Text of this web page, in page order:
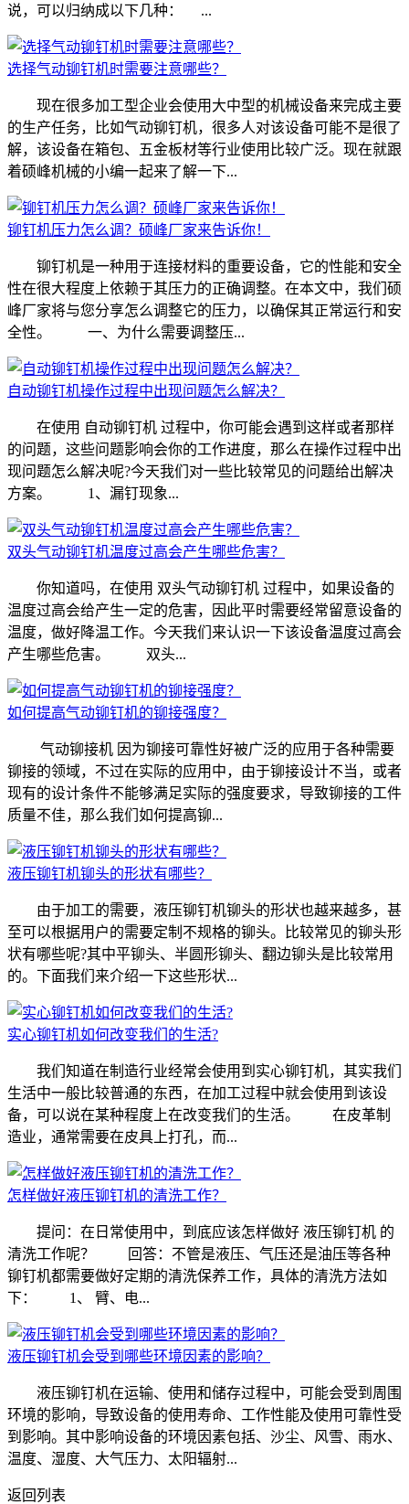
说，可以归纳成以下几种： ...
选择气动铆钉机时需要注意哪些？
现在很多加工型企业会使用大中型的机械设备来完成主要
的生产任务，比如气动铆钉机，很多人对该设备可能不是很了
解，该设备在箱包、五金板材等行业使用比较广泛。现在就跟
着硕峰机械的小编一起来了解一下...
铆钉机压力怎么调？硕峰厂家来告诉你！
铆钉机是一种用于连接材料的重要设备，它的性能和安全
性在很大程度上依赖于其压力的正确调整。在本文中，我们硕
峰厂家将与您分享怎么调整它的压力，以确保其正常运行和安
全性。 一、为什么需要调整压...
自动铆钉机操作过程中出现问题怎么解决？
在使用 自动铆钉机 过程中，你可能会遇到这样或者那样
的问题，这些问题影响会你的工作进度，那么在操作过程中出
现问题怎么解决呢?今天我们对一些比较常见的问题给出解决
方案。 1、漏钉现象...
双头气动铆钉机温度过高会产生哪些危害？
你知道吗，在使用 双头气动铆钉机 过程中，如果设备的
温度过高会给产生一定的危害，因此平时需要经常留意设备的
温度，做好降温工作。今天我们来认识一下该设备温度过高会
产生哪些危害。 双头...
如何提高气动铆钉机的铆接强度？
气动铆接机 因为铆接可靠性好被广泛的应用于各种需要
铆接的领域，不过在实际的应用中，由于铆接设计不当，或者
现有的设计条件不能够满足实际的强度要求，导致铆接的工件
质量不佳，那么我们如何提高铆...
液压铆钉机铆头的形状有哪些？
由于加工的需要，液压铆钉机铆头的形状也越来越多，甚
至可以根据用户的需要定制不规格的铆头。比较常见的铆头形
状有哪些呢?其中平铆头、半圆形铆头、翻边铆头是比较常用
的。下面我们来介绍一下这些形状...
实心铆钉机如何改变我们的生活?
我们知道在制造行业经常会使用到实心铆钉机，其实我们
生活中一般比较普通的东西，在加工过程中就会使用到该设
备，可以说在某种程度上在改变我们的生活。 在皮革制
造业，通常需要在皮具上打孔，而...
怎样做好液压铆钉机的清洗工作？
提问：在日常使用中，到底应该怎样做好 液压铆钉机 的
清洗工作呢？ 回答：不管是液压、气压还是油压等各种
铆钉机都需要做好定期的清洗保养工作，具体的清洗方法如
下： 1、 臂、电...
液压铆钉机会受到哪些环境因素的影响？
液压铆钉机在运输、使用和储存过程中，可能会受到周围
环境的影响，导致设备的使用寿命、工作性能及使用可靠性受
到影响。其中影响设备的环境因素包括、沙尘、风雪、雨水、
温度、湿度、大气压力、太阳辐射...
返回列表